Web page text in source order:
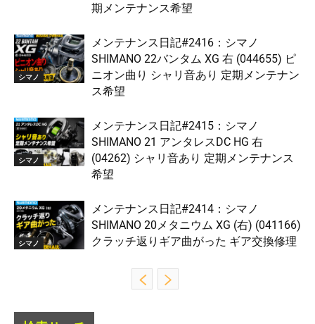
期メンテナンス希望
シマノ
メンテナンス日記#2416：シマノ
SHIMANO 22バンタム XG 右 (044655) ピ
ニオン曲り シャリ音あり 定期メンテナン
ス希望
シマノ
メンテナンス日記#2415：シマノ
SHIMANO 21 アンタレスDC HG 右
(04262) シャリ音あり 定期メンテナンス
希望
シマノ
メンテナンス日記#2414：シマノ
SHIMANO 20メタニウム XG (右) (041166)
クラッチ返りギア曲がった ギア交換修理